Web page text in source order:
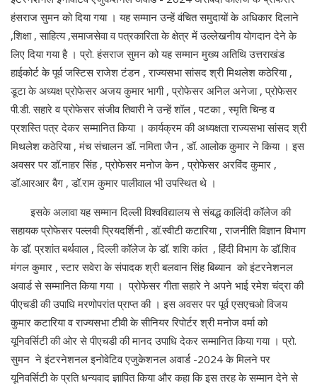
हंसराज सुमन को दिया गया । यह सम्मान उन्हें वंचित समुदायों के अधिकार दिलाने
,शिक्षा , साहित्य ,समाजसेवा व पत्रकारिता के क्षेत्र में उल्लेखनीय योगदान देने के
लिए दिया गया है । प्रो. हंसराज सुमन को यह सम्मान मुख्य अतिथि उत्तराखंड
हाईकोर्ट के पूर्व जस्टिस राजेश टंडन , राज्यसभा सांसद श्री मिथलेश कठेरिया ,
डूटा के अध्यक्ष प्रोफेसर अजय कुमार भागी , प्रोफेसर अनिल अनेजा , प्रोफेसर
पी.डी. सहारे व प्रोफेसर संजीव तिवारी ने उन्हें शॉल , पटका , स्मृति चिन्ह व
प्रशस्ति पत्र देकर सम्मानित किया । कार्यक्रम की अध्यक्षता राज्यसभा सांसद श्री
मिथलेश कठेरिया , मंच संचालन डॉ. नमिता जैन , डॉ. आलोक कुमार ने किया । इस
अवसर पर डॉ.नाहर सिंह , प्रोफेसर मनोज केन , प्रोफेसर अरविंद कुमार ,
डॉ.आरआर बैग , डॉ.राम कुमार पालीवाल भी उपस्थित थे ।
इसके अलावा यह सम्मान दिल्ली विश्वविद्यालय से संबद्ध कालिंदी कॉलेज की
सहायक प्रोफेसर पल्लवी प्रियदर्शिनी , डॉ.स्वीटी कटारिया , राजनीति विज्ञान विभाग
के डॉ. प्रशांत बर्थवाल , दिल्ली कॉलेज के डॉ. शशि कांत , हिंदी विभाग के डॉ.शिव
मंगल कुमार , स्टार सवेरा के संपादक श्री बलवान सिंह बिब्यान को इंटरनेशनल
अवार्ड से सम्मानित किया गया । प्रोफेसर गीता सहारे ने अपने भाई रमेश चंद्रा की
पीएचडी की उपाधि मरणोपरांत प्राप्त की । इस अवसर पर पूर्व एसएचओ विजय
कुमार कटारिया व राज्यसभा टीवी के सीनियर रिपोर्टर श्री मनोज वर्मा को
यूनिवर्सिटी की ओर से पीएचडी की मानद उपाधि देकर सम्मानित किया गया । प्रो.
सुमन ने इंटरनेशनल इनोवेटिव एजुकेशनल अवार्ड -2024 के मिलने पर
यूनिवर्सिटी के प्रति धन्यवाद ज्ञापित किया और कहा कि इस तरह के सम्मान देने से